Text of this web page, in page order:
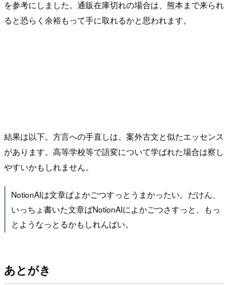
を参考にしました。通販在庫切れの場合は、熊本まで来られ
ると恐らく余裕もって手に取れるかと思われます。
結果は以下。方言への手直しは、案外古文と似たエッセンス
があります。高等学校等で語変について学ばれた場合は察し
やすいかもしれません。
NotionAIは文章ばよかごつすっとうまかったい。だけん、
いっちょ書いた文章ばNotionAIによかごつさすっと、もっ
とようなっとるかもしれんばい。
あとがき